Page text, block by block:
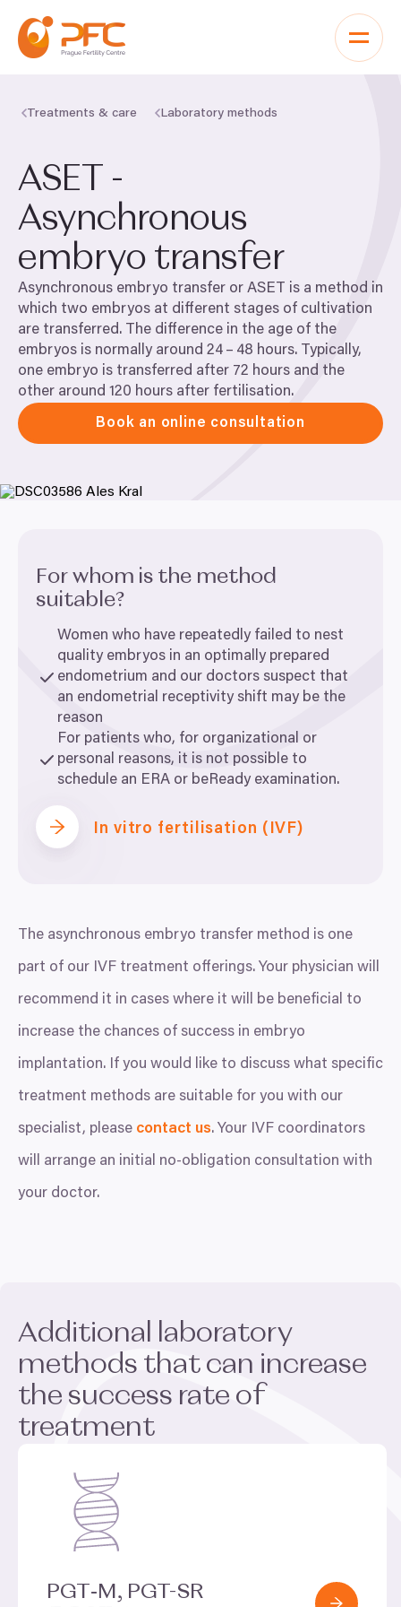
Detaily
Zodpovědné používání vašich údajů
např. číslo IP) pomocí technologií, jako např. souborů
Treatments & care Laboratory methods
ASET -
Asynchronous
embryo transfer
Asynchronous embryo transfer or ASET is a method in
which two embryos at different stages of cultivation
are transferred. The difference in the age of the
embryos is normally around 24 – 48 hours. Typically,
one embryo is transferred after 72 hours and the
other around 120 hours after fertilisation.
Book an online consultation
For whom is the method
suitable?
Women who have repeatedly failed to nest
quality embryos in an optimally prepared
endometrium and our doctors suspect that
an endometrial receptivity shift may be the
reason
For patients who, for organizational or
personal reasons, it is not possible to
schedule an ERA or beReady examination.
In vitro fertilisation (IVF)
The asynchronous embryo transfer method is one
part of our IVF treatment offerings. Your physician will
recommend it in cases where it will be beneficial to
increase the chances of success in embryo
implantation. If you would like to discuss what specific
treatment methods are suitable for you with our
specialist, please contact us. Your IVF coordinators
will arrange an initial no-obligation consultation with
your doctor.
Additional laboratory
methods that can increase
the success rate of
treatment
PGT‑M, PGT-SR